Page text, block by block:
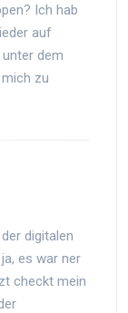
Ich hab
auf
dem
zu
digitalen
es war ner
checkt mein